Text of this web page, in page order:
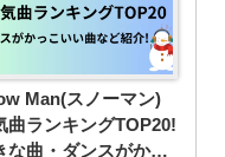
Man(スノーマン)
曲ランキングTOP20!
な曲・ダンスがかっ